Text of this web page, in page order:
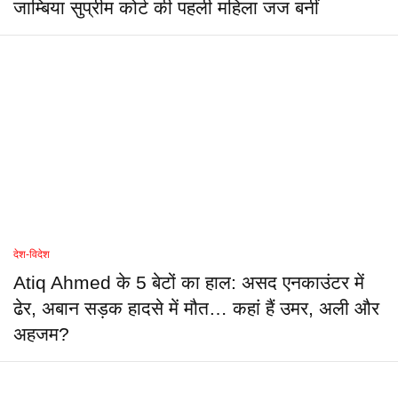
जाम्बिया सुप्रीम कोर्ट की पहली महिला जज बनीं
देश-विदेश
Atiq Ahmed के 5 बेटों का हाल: असद एनकाउंटर में
ढेर, अबान सड़क हादसे में मौत… कहां हैं उमर, अली और
अहजम?